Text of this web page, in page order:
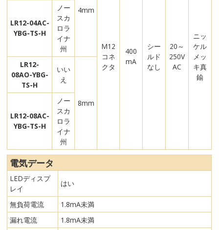
4mm
M12
コネ
クタ
400
mA
シー
ルド
なし
20～
250V
AC
ニッ
ケル
メッ
キ真
鍮
LR12-04AC-
YBG-TS-H
ノー
スカ
ロラ
イナ
州
LR12-
08AO-YBG-
TS-H
いい
え
8mm
LR12-08AC-
YBG-TS-H
ノー
スカ
ロラ
イナ
州
電気データ
LEDディスプ
レイ
はい
無負荷電流
1.8mA未満
漏れ電流
1.8mA未満